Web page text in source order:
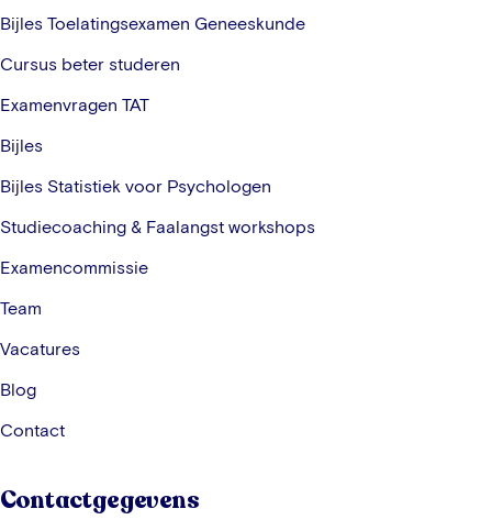
Bijles Toelatingsexamen Geneeskunde
Cursus beter studeren
Examenvragen TAT
Bijles
Bijles Statistiek voor Psychologen
Studiecoaching & Faalangst workshops
Examencommissie
Team
Vacatures
Blog
Contact
Contactgegevens